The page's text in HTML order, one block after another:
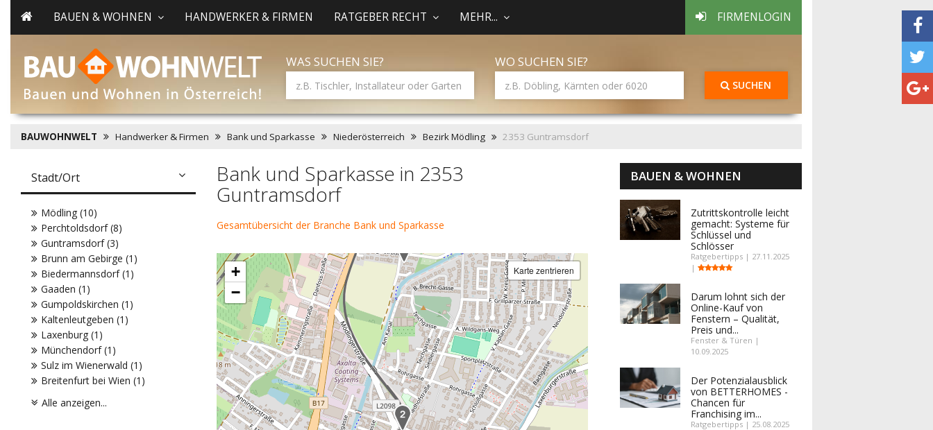
BAUEN & WOHNEN HANDWERKER & FIRMEN RATGEBER RECHT MEHR... FIRMENLOGIN
WAS SUCHEN SIE? WO SUCHEN SIE?
SUCHEN
BAUWOHNWELT Handwerker & Firmen Bank und Sparkasse Niederösterreich Bezirk Mödling 2353 Guntramsdorf
Bank und Sparkasse in 2353
Guntramsdorf
Gesamtübersicht der Branche Bank und Sparkasse
+
−
Karte zentrieren
Stadt/Ort
Mödling (10)
Perchtoldsdorf (8)
Guntramsdorf (3)
Brunn am Gebirge (1)
Biedermannsdorf (1)
Gaaden (1)
Gumpoldskirchen (1)
Kaltenleutgeben (1)
Laxenburg (1)
Münchendorf (1)
Sulz im Wienerwald (1)
Breitenfurt bei Wien (1)
Alle anzeigen...
BAUEN & WOHNEN
Zutrittskontrolle leicht
gemacht: Systeme für
Schlüssel und
Schlösser
Ratgebertipps | 27.11.2025
|
Darum lohnt sich der
Online-Kauf von
Fenstern – Qualität,
Preis und...
Fenster & Türen |
10.09.2025
Der Potenzialausblick
von BETTERHOMES -
Chancen für
Franchising im...
Ratgebertipps | 25.08.2025